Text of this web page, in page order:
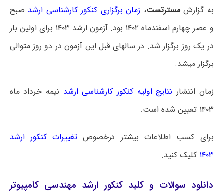
به گزارشمسترتست، زمان برگزاری کنکور کارشناسی ارشد صبح
و عصر چهارم اسفندماه ۱۴۰۲ بود. آزمون ارشد ۱۴۰۳ برای اولین بار
در یک روز برگزار شد. در سالهای قبل این آزمون در دو روز متوالی
برگزار میشد.
زمان انتشار نتایج اولیه کنکور کارشناسی ارشد نیمه خرداد ماه
۱۴۰۳ تعیین شده است.
برای کسب اطلاعات بیشتر درخصوص تغییرات کنکور ارشد
۱۴۰۳ کلیک کنید.
دانلود سوالات و کلید کنکور ارشد مهندسی کامپیوتر